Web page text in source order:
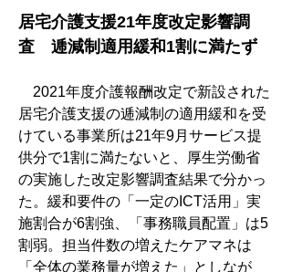
居宅介護支援21年度改定影響調
査　逓減制適用緩和1割に満たず
2021年度介護報酬改定で新設された
居宅介護支援の逓減制の適用緩和を受
けている事業所は21年9月サービス提
供分で1割に満たないと、厚生労働省
の実施した改定影響調査結果で分かっ
た。緩和要件の「一定のICT活用」実
施割合が6割強、「事務職員配置」は5
割弱。担当件数の増えたケアマネは
「全体の業務量が増えた」としなが